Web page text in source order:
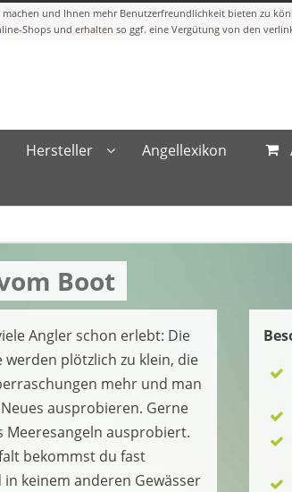
Hersteller Angellexikon
Boot
Angler schon erlebt: Die
werden plötzlich zu klein, die
mehr und man
ausprobieren. Gerne
Meeresangeln ausprobiert.
bekommst du fast
keinem anderen Gewässer